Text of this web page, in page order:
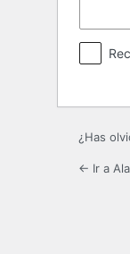
¿Has
← Ir a